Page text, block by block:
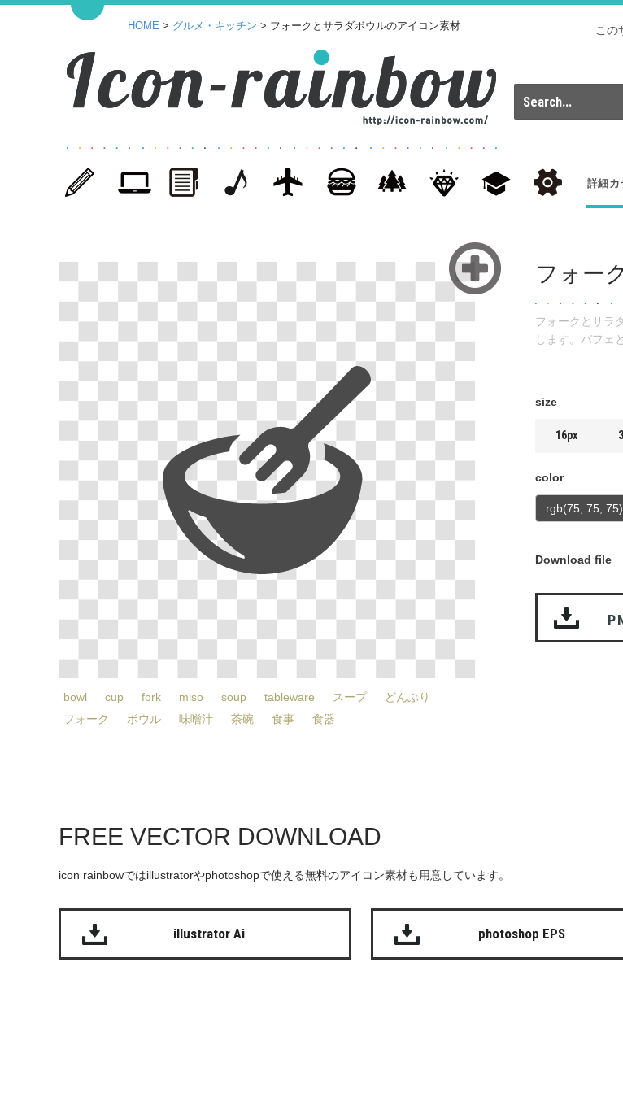
この
HOME > グルメ・キッチン > フォークとサラダボウルのアイコン素材
詳細カ
bowl cup fork miso soup tableware スープ
どんぶり
フォーク
ボウル 味噌汁 茶碗 食事 食器
フォー
フォークとサラ
します。バフェ
size
16px
color
Download file
FREE VECTOR DOWNLOAD
icon rainbowではillustratorやphotoshopで使える無料のアイコン素材も用意しています。
illustrator Ai photoshop EPS